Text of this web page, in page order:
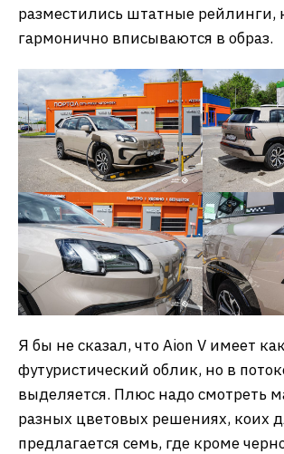
разместились штатные рейлинги,
гармонично вписываются в образ.
Я бы не сказал, что Aion V имеет
футуристический облик, но в
выделяется. Плюс надо смотреть
разных цветовых решениях, коих
предлагается семь, где кроме